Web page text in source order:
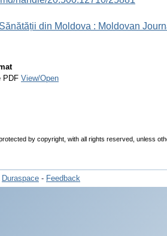
din Moldova : Moldovan
PDF View/Open
by copyright, with all rights reserved, unless
Duraspace - Feedback